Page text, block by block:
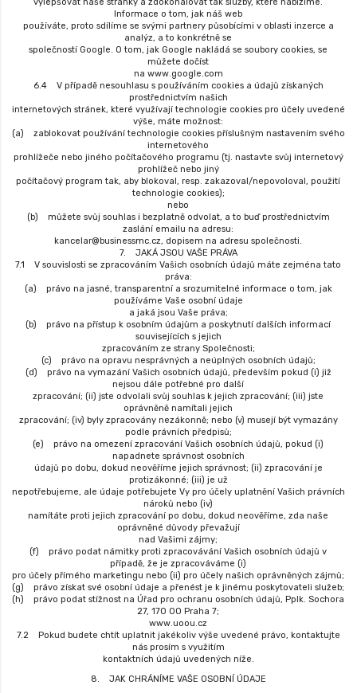
vylepšovat naše stránky a zdokonalovat tak služby, které nabízíme.
Informace o tom, jak náš web
používáte, proto sdílíme se svými partnery působícími v oblasti inzerce a
analýz, a to konkrétně se
společností Google. O tom, jak Google nakládá se soubory cookies, se
můžete dočíst
na www.google.com
6.4 V případě nesouhlasu s používáním cookies a údajů získaných
prostřednictvím našich
internetových stránek, které využívají technologie cookies pro účely uvedené
výše, máte možnost:
(a) zablokovat používání technologie cookies příslušným nastavením svého
internetového
prohlížeče nebo jiného počítačového programu (tj. nastavte svůj internetový
prohlížeč nebo jiný
počítačový program tak, aby blokoval, resp. zakazoval/nepovoloval, použití
technologie cookies);
nebo
(b) můžete svůj souhlas i bezplatně odvolat, a to buď prostřednictvím
zaslání emailu na adresu:
kancelar@businessmc.cz, dopisem na adresu společnosti.
7. JAKÁ JSOU VAŠE PRÁVA
7.1 V souvislosti se zpracováním Vašich osobních údajů máte zejména tato
práva:
(a) právo na jasné, transparentní a srozumitelné informace o tom, jak
používáme Vaše osobní údaje
a jaká jsou Vaše práva;
(b) právo na přístup k osobním údajům a poskytnutí dalších informací
souvisejících s jejich
zpracováním ze strany Společnosti;
(c) právo na opravu nesprávných a neúplných osobních údajů;
(d) právo na vymazání Vašich osobních údajů, především pokud (i) již
nejsou dále potřebné pro další
zpracování; (ii) jste odvolali svůj souhlas k jejich zpracování; (iii) jste
oprávněně namítali jejich
zpracování; (iv) byly zpracovány nezákonně; nebo (v) musejí být vymazány
podle právních předpisů;
(e) právo na omezení zpracování Vašich osobních údajů, pokud (i)
napadnete správnost osobních
údajů po dobu, dokud neověříme jejich správnost; (ii) zpracování je
protizákonné; (iii) je už
nepotřebujeme, ale údaje potřebujete Vy pro účely uplatnění Vašich právních
nároků nebo (iv)
namítáte proti jejich zpracování po dobu, dokud neověříme, zda naše
oprávněné důvody převažují
nad Vašimi zájmy;
(f) právo podat námitky proti zpracovávání Vašich osobních údajů v
případě, že je zpracováváme (i)
pro účely přímého marketingu nebo (ii) pro účely našich oprávněných zájmů;
(g) právo získat své osobní údaje a přenést je k jinému poskytovateli služeb;
(h) právo podat stížnost na Úřad pro ochranu osobních údajů, Pplk. Sochora
27, 170 00 Praha 7;
www.uoou.cz
7.2 Pokud budete chtít uplatnit jakékoliv výše uvedené právo, kontaktujte
nás prosím s využitím
kontaktních údajů uvedených níže.
8. JAK CHRÁNÍME VAŠE OSOBNÍ ÚDAJE